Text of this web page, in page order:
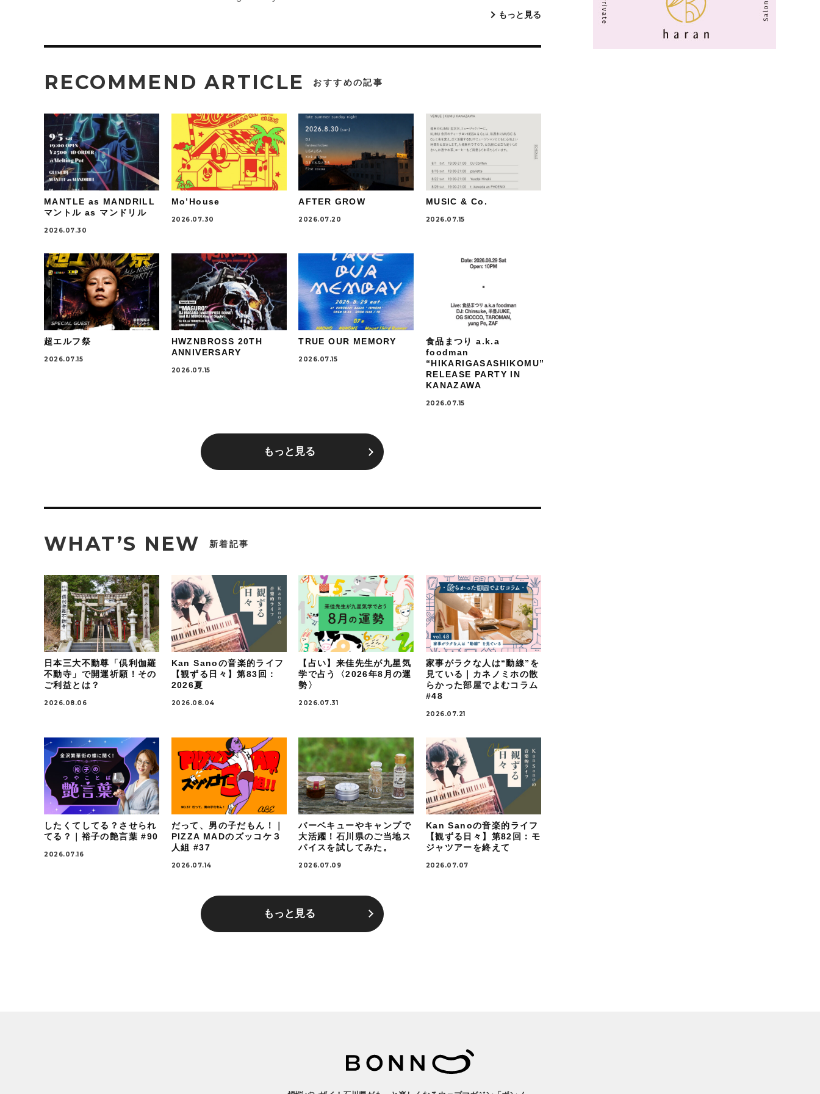
もっと見る
RECOMMEND ARTICLE おすすめの記事
MANTLE as MANDRILL
マントル as マンドリル
2026.07.30
Mo’House
2026.07.30
AFTER GROW
2026.07.20
MUSIC & Co.
2026.07.15
超エルフ祭
2026.07.15
HWZNBROSS 20TH
ANNIVERSARY
2026.07.15
TRUE OUR MEMORY
2026.07.15
食品まつり a.k.a
foodman
“HIKARIGASASHIKOMU”
RELEASE PARTY IN
KANAZAWA
2026.07.15
もっと見る
WHAT’S NEW 新着記事
日本三大不動尊「倶利伽羅
不動寺」で開運祈願！その
ご利益とは？
2026.08.06
Kan Sanoの音楽的ライフ
【観ずる日々】第83回：
2026夏
2026.08.04
【占い】来佳先生が九星気
学で占う〈2026年8月の運
勢〉
2026.07.31
家事がラクな人は“動線”を
見ている｜カネノミホの散
らかった部屋でよむコラム
#48
2026.07.21
したくてしてる？させられ
てる？｜裕子の艶言葉 #90
2026.07.16
だって、男の子だもん！｜
PIZZA MADのズッコケ３
人組 #37
2026.07.14
バーベキューやキャンプで
大活躍！石川県のご当地ス
パイスを試してみた。
2026.07.09
Kan Sanoの音楽的ライフ
【観ずる日々】第82回：モ
ジャツアーを終えて
2026.07.07
もっと見る